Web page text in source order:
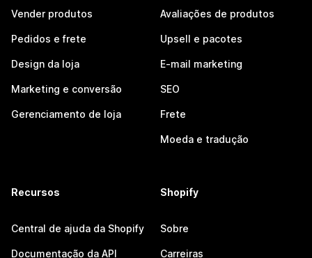
Vender produtos
Pedidos e frete
Design da loja
Marketing e conversão
Gerenciamento de loja
Avaliações de produtos
Upsell e pacotes
E-mail marketing
SEO
Frete
Moeda e tradução
Recursos
Central de ajuda da Shopify
Documentação da API
Shopify
Sobre
Carreiras